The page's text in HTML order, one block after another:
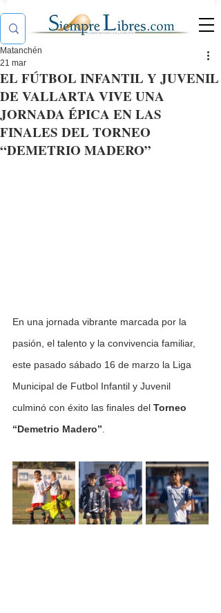
EL FÚTBOL INFANTIL Y JUVENIL
DE VALLARTA VIVE UNA
JORNADA ÉPICA EN LAS
FINALES DEL TORNEO
“DEMETRIO MADERO”
Matanchén
21 mar
En una jornada vibrante marcada por la
pasión, el talento y la convivencia familiar,
este pasado sábado 16 de marzo la Liga
Municipal de Futbol Infantil y Juvenil
culminó con éxito las finales del Torneo
“Demetrio Madero”.